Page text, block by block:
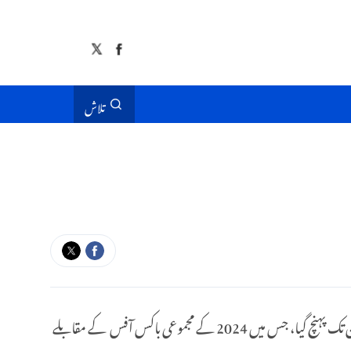
تلاش
چین کی نیشنل فلم ایڈمنسٹریشن کے اعدادوشمار کے مطابق، 13 دسمبر دن اڑھائی بجے تک، چین کا فلم باکس آفس 2025 میں 50.003 بلین یوآن تک پہنچ گیا، جس میں 2024 کے مجموعی باکس آفس کے مقابلے